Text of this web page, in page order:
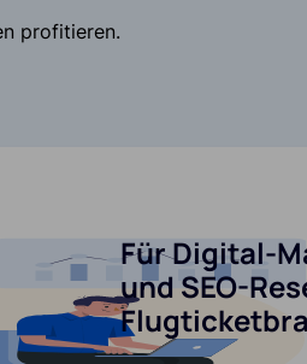
profitieren.
Für Digital-
und SEO-